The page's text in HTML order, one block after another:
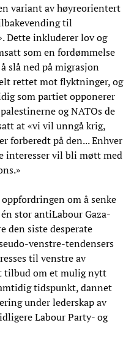
variant av høyreorientert
til
Dette inkluderer lov og
som en fordømmelse
slå ned på migrasjon
rettet mot flyktninger, og
som partiet opponerer
og NATOs de
at «vi vil unngå krig,
forberedt på den... Enhver
interesser vil bli møtt med
om å senke
stor antiLabour Gaza-
den siste desperate
venstre-tendensers
til venstre av
tilbud om et mulig nytt
tidspunkt, dannet
under lederskap av
Labour Party- og